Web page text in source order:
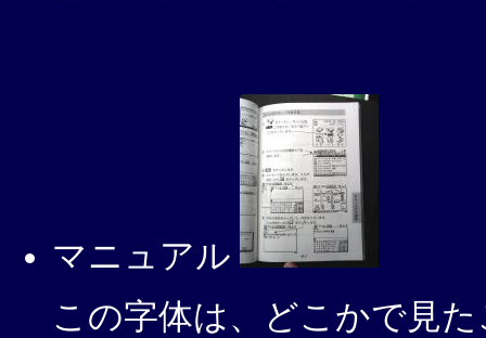
マニュアル
この字体は、どこかで見